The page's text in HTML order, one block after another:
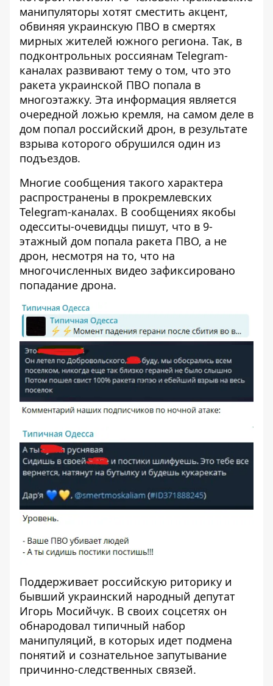
манипуляторы хотят сместить акцент,
обвиняя украинскую ПВО в смертях
мирных жителей южного региона. Так, в
подконтрольных россиянам Telegram-
каналах развивают тему о том, что это
ракета украинской ПВО попала в
многоэтажку. Эта информация является
очередной ложью кремля, на самом деле в
дом попал российский дрон, в результате
взрыва которого обрушился один из
подъездов.
Многие сообщения такого характера
распространены в прокремлевских
Telegram-каналах. В сообщениях якобы
одесситы-очевидцы пишут, что в 9-
этажный дом попала ракета ПВО, а не
дрон, несмотря на то, что на
многочисленных видео зафиксировано
попадание дрона.
Поддерживает российскую риторику и
бывший украинский народный депутат
Игорь Мосийчук. В своих соцсетях он
обнародовал типичный набор
манипуляций, в которых идет подмена
понятий и сознательное запутывание
причинно-следственных связей.